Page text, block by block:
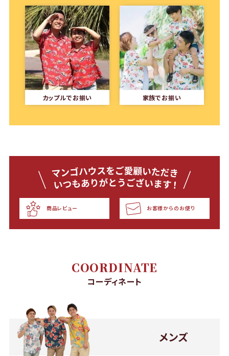
カップルでお揃い 家族でお揃い
商品レビュー お客様からのお便り
COORDINATE
コーディネート
メンズ